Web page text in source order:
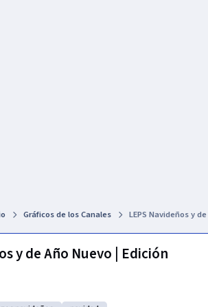
Gráficos de los Canales LEPS Navideños y
y de Año Nuevo | Edición